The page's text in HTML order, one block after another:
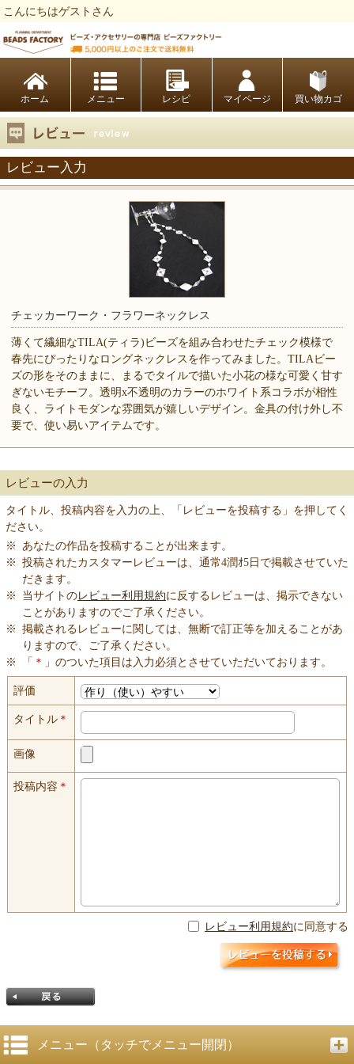
こんにちはゲストさん
ホーム レシピ マイページ 買い物カゴ
レビュー入力
チェッカーワーク・フラワーネックレス
薄くて繊細なTILA(ティラ)ビーズを組み合わせたチェック模様で
春先にぴったりなロングネックレスを作ってみました。TILAビー
ズの形をそのままに、まるでタイルで描いた小花の様な可愛く甘す
ぎないモチーフ。透明x不透明のカラーのホワイト系コラボが相性
良く、ライトモダンな雰囲気が嬉しいデザイン。金具の付け外し不
要で、使い易いアイテムです。
レビューの入力
タイトル、投稿内容を入力の上、「レビューを投稿する」を押してく
ださい。
※ あなたの作品を投稿することが出来ます。
※ 投稿されたカスタマーレビューは、通常4潤ｵ5日で掲載させていた
だきます。
※
当サイトのレビュー利用規約に反するレビューは、掲示できない
ことがありますのでご了承ください。
※ 掲載されるレビューに関しては、無断で訂正等を加えることがあ
りますので、ご了承ください。
※
「 ＊ 」のついた項目は入力必須とさせていただいております。
評価
タイトル＊
画像
投稿内容 ＊
レビュー利用規約に同意する
メニュー（タッチでメニュー開閉）